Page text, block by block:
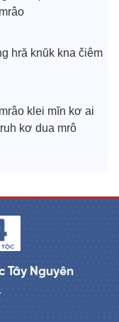
hră knŭk kna čiêm
klei mĭn kơ ai
kơ dua mrô
Tây Nguyên